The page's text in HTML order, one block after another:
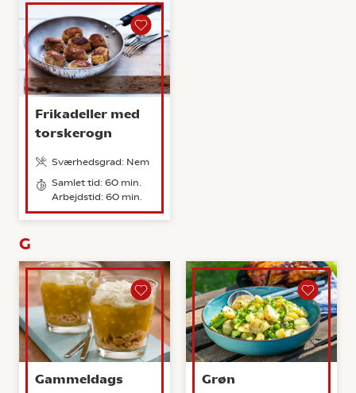
Frikadeller med
torskerogn
Sværhedsgrad: Nem
Samlet tid: 60 min.
Arbejdstid: 60 min.
G
Gammeldags
Grøn